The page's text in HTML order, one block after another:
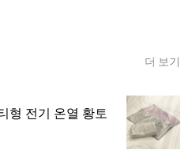
더 보기
형 전기 온열 황토